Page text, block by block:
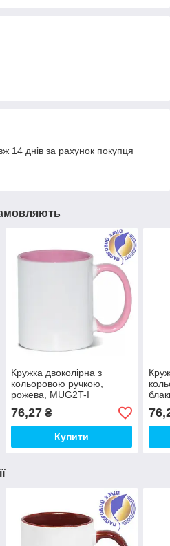
14 днів за рахунок покупця
Кружка двоколірна з
кольоровою ручкою,
рожева, MUG2T-I
76,27₴
Купити